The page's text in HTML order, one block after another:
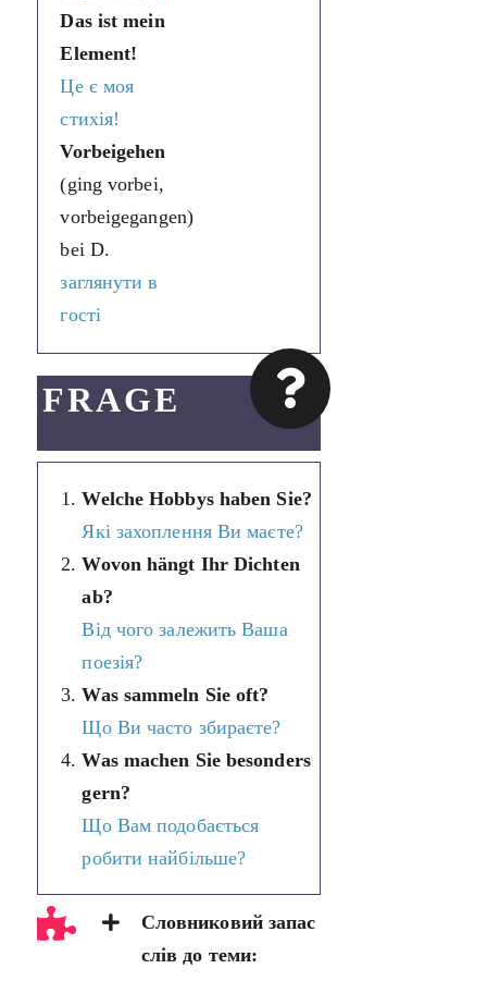
Das ist mein
Element!
Це є моя
стихія!
Vorbeigehen
(ging vorbei,
vorbeigegangen)
bei D.
заглянути в
гості
FRAGE
Welche Hobbys haben Sie?
Які захоплення Ви маєте?
Wovon hängt Ihr Dichten
ab?
Від чого залежить Ваша
поезія?
Was sammeln Sie oft?
Що Ви часто збираєте?
Was machen Sie besonders
gern?
Що Вам подобається
робити найбільше?
Словниковий запас
слів до теми: